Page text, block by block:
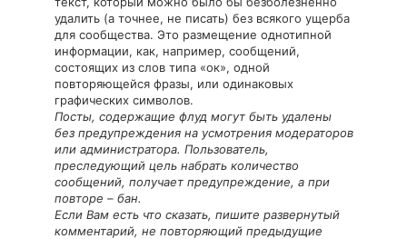
удалить (а точнее, не писать) без всякого ущерба
для сообщества. Это размещение однотипной
информации, как, например, сообщений,
состоящих из слов типа «ок», одной
повторяющейся фразы, или одинаковых
графических символов.
Посты, содержащие флуд могут быть удалены
без предупреждения на усмотрения модераторов
или администратора. Пользователь,
преследующий цель набрать количество
сообщений, получает предупреждение, а при
повторе – бан.
Если Вам есть что сказать, пишите развернутый
комментарий, не повторяющий предыдущие